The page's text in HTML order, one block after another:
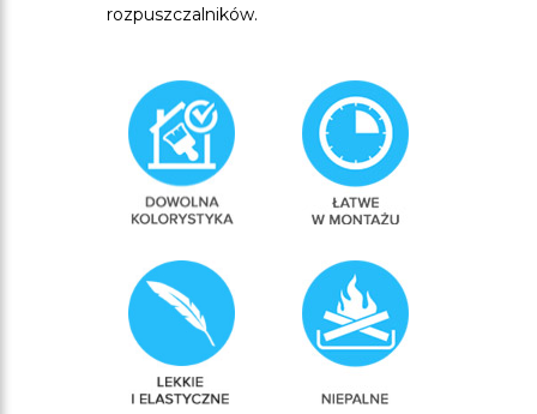
rozpuszczalników.